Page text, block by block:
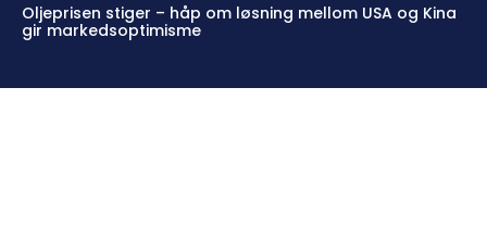
Oljeprisen stiger – håp om løsning mellom USA og Kina
gir markedsoptimisme